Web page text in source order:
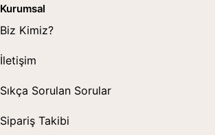
Kurumsal
Biz Kimiz?
İletişim
Sıkça Sorulan Sorular
Sipariş Takibi